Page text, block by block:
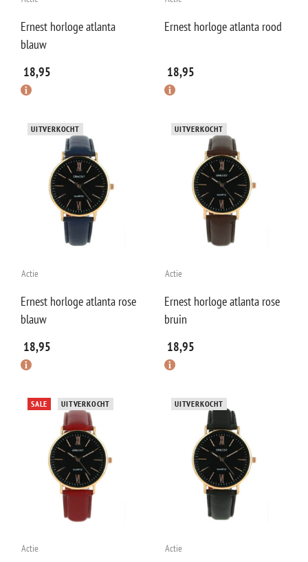
Ernest horloge atlanta
blauw
18,95
Ernest horloge atlanta rood
18,95
UITVERKOCHT
Actie
Ernest horloge atlanta rose
blauw
18,95
UITVERKOCHT
Actie
Ernest horloge atlanta rose
bruin
18,95
SALE UITVERKOCHT
Actie
UITVERKOCHT
Actie